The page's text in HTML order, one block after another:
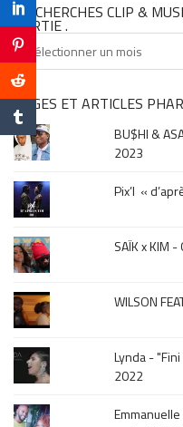
TU CHERCHES CLIP &
SORTIE .
Tu
cherches
clip
&
musique,
click
sur
le
mois
de
la
sortie
PAGES ET ARTICLES
BU$HI &
2023
Pix’l «
SAÏK x KIM
WILSON
Lynda -
2022